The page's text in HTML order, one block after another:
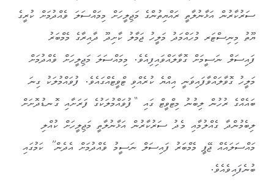
ސަރުކާރުން އަޅާނުލާތީ ރައްޔިތުންގެ މަޖިލީހަށް މިމައްސަލަ ވެއްދުމަށް ކުރީގެ
ޔޫތު މިނިސްޓަރ މުހައްމަދު މަލީހު ޖަމާލު ކާށިދޫ ދާއިރާގެ މެމްބަރު
ފައިސަލް ނަސީމަށް ގޮވާލައްވައިފިއެވެ. މިމައްސަލަ މަޖިލީހަށް ވެއްދުމަށް
މަލީހު ގޮވާލައްވާފައިވަނީ އިއްޔެ ކުރެއްވި ޓްވީޓެއްގައެވެ. ފުވައްމުލަކު ގިނަ
ބައެއްގެ ރުހުން ލިބުނު މިޓްވީޓް ގައި “ފުވައްމުލަކުގެ ފަރަށާއި ގޮނޑުދޮށަށް
ލިބެމުންދާ ގެއްލުމާއި މެދު ސަރުކާރުން އަޅާނުލާތީ މަޖިލީހަށް ކުއްލި
މައްސަލައެއް ޖޭޕީ މެމްބަރު ފައިސަލް ނަސީމު ވެއްދުމަށް އެދެން” ކަމުގައި
ބުނެފައިވެއެވެ.